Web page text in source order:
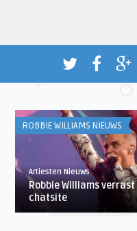
ROBBIE WILLIAMS NIEUWS
Artiesten Nieuws
Robbie Williams
chatsite